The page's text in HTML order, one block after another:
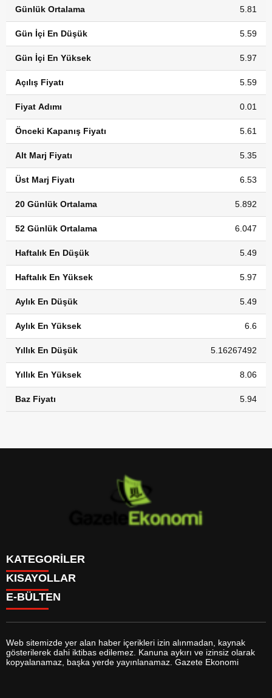
Günlük Ortalama 5.81
Gün İçi En Düşük 5.59
Gün İçi En Yüksek 5.97
Açılış Fiyatı 5.59
Fiyat Adımı 0.01
Önceki Kapanış Fiyatı 5.61
Alt Marj Fiyatı 5.35
Üst Marj Fiyatı 6.53
20 Günlük Ortalama 5.892
52 Günlük Ortalama 6.047
Haftalık En Düşük 5.49
Haftalık En Yüksek 5.97
Aylık En Düşük 5.49
Aylık En Yüksek 6.6
Yıllık En Düşük 5.16267492
Yıllık En Yüksek 8.06
Baz Fiyatı 5.94
KATEGORİLER
GÜNDEM
DÜNYA
SİYASET
MAGAZİN
SAĞLIK
EĞİTİM
YAŞAM
KISAYOLLAR
BURÇLAR
FİKSTÜR
FİRMA EKLE
FİRMA REHBERİ
E-BÜLTEN
gazeteekonomi.com e-bültenine abone olarak, tarafınıza haber,
Web sitemizde yer alan haber içerikleri izin alınmadan, kaynak
gösterilerek dahi iktibas edilemez. Kanuna aykırı ve izinsiz olarak
kopyalanamaz, başka yerde yayınlanamaz. Gazete Ekonomi